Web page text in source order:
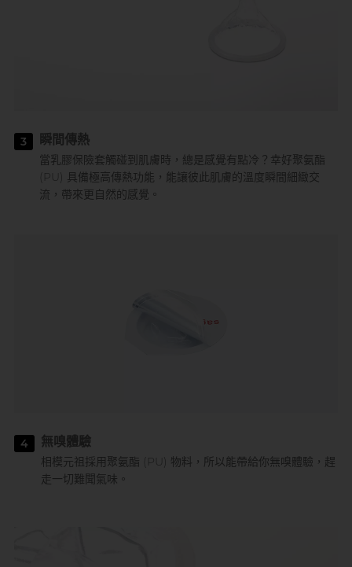
3 瞬間傳熱
當乳膠保險套觸碰到肌膚時，總是感覺有點冷？幸好聚氨酯
(PU) 具備極高傳熱功能，能讓彼此肌膚的溫度瞬間細緻交
流，帶來更自然的感覺。
4 無嗅體驗
相模元祖採用聚氨酯 (PU) 物料，所以能帶給你無嗅體驗，趕
走一切難聞氣味。